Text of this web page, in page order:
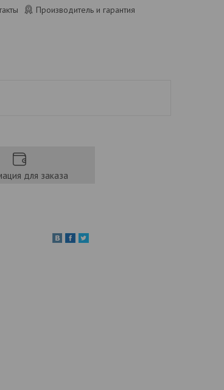
Производитель и гарантия
для заказа